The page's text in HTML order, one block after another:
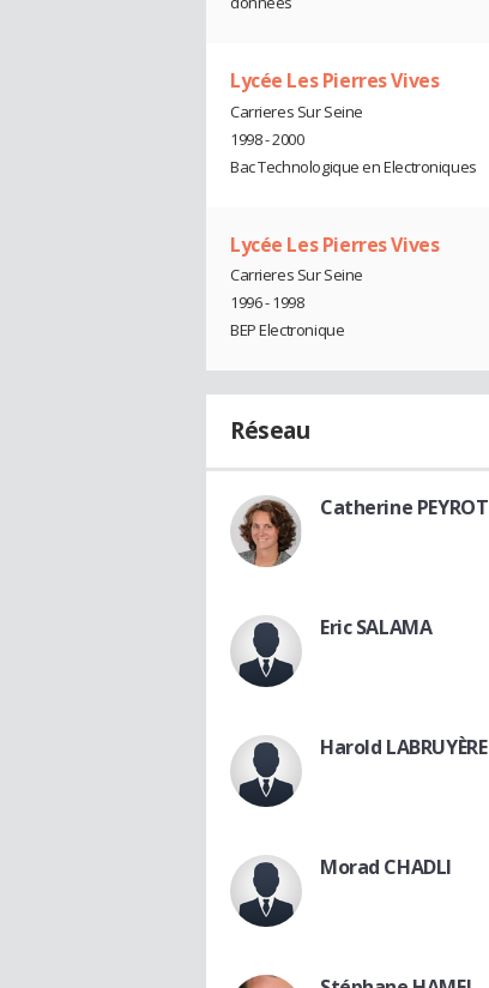
Lycée Les Pierres Vives
Carrieres Sur Seine
1998 - 2000
Bac Technologique en Electroniques
Lycée Les Pierres Vives
Carrieres Sur Seine
1996 - 1998
BEP Electronique
Réseau
Catherine PEYROT
Eric SALAMA
Harold LABRUYÈRE
Morad CHADLI